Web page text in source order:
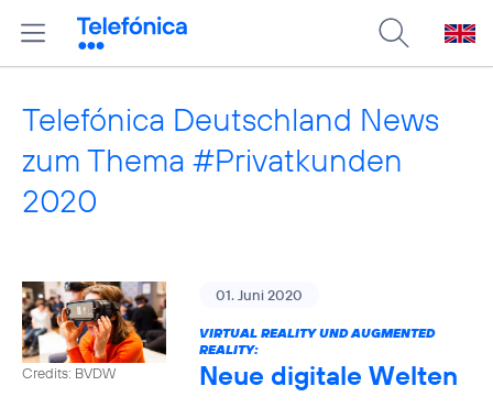
Telefónica Deutschland News
zum Thema #Privatkunden
2020
Credits: BVDW
01. Juni 2020
VIRTUAL REALITY UND AUGMENTED
REALITY:
Neue digitale Welten